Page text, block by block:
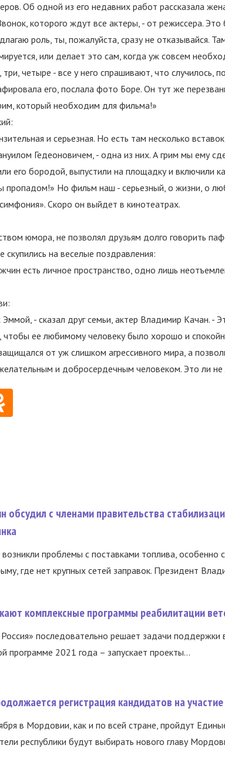
Об одной из его недавних работ рассказала
которого ждут все актеры, - от режиссера. Это
роль, ты, пожалуйста, сразу не отказывайся.
или делает это сам, когда уж совсем
четыре - все у него спрашивают, что случилось,
его, послала фото Боре. Он тут же
который необходим для фильма!»
и серьезная. Но есть там несколько
Гедеоновичем, - одна из них. А грим мы ему
его бородой, выпустили на площадку и включили
пропадом!» Но фильм наш - серьезный, о жизни, о
Скоро он выйдет в кинотеатрах.
юмора, не позволял друзьям долго говорить
на веселые поздравления:
есть личное пространство, одно лишь
- сказал друг семьи, актер Владимир Качан. -
чтобы ее любимому человеку было хорошо и
от уж слишком агрессивного мира, а
и добросердечным человеком. Это ли
обсудил с членами правительства
проблемы с поставками топлива, особенно
где нет крупных сетей заправок. Президент
комплексные программы реабилитации
последовательно решает задачи поддержки
программе 2021 года – запускает проекты...
регистрация кандидатов на
в Мордовии, как и по всей стране, пройдут
республики будут выбирать нового главу